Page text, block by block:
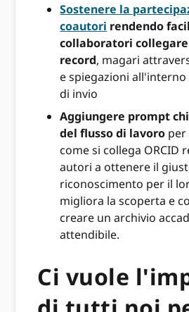
Sostenere la
coautori rendendo
collaboratori collegare
record, magari
e spiegazioni
di invio
Aggiungere prompt
del flusso di lavoro per
come si collega ORCID
autori a ottenere il
riconoscimento per il
migliora la scoperta e
creare un archivio
attendibile.
Ci vuole